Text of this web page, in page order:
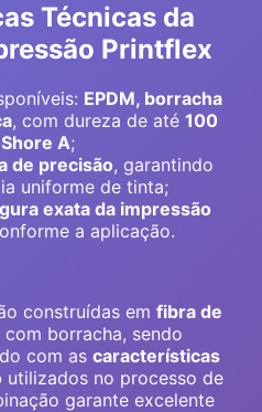
Técnicas da
Printflex
EPDM, borracha
, com dureza de até 100
Shore A;
de precisão, garantindo
uniforme de tinta;
exata da impressão
a aplicação.
construídas em fibra de
borracha, sendo
com as características
utilizados no processo de
garante excelente